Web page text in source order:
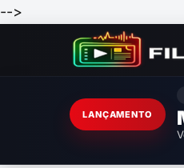
-->
LANÇAMENTO